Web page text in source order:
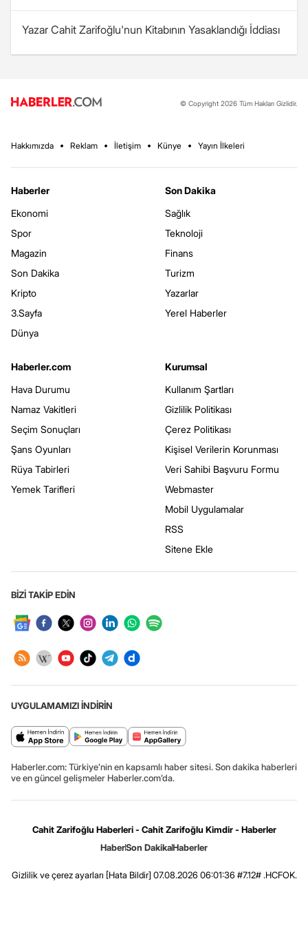
Yazar Cahit Zarifoğlu'nun Kitabının Yasaklandığı İddiası
© Copyright 2026 Tüm Hakları Gizlidir.
Hakkımızda Reklam İletişim Künye Yayın İlkeleri
Haberler
Ekonomi
Spor
Magazin
Son Dakika
Kripto
3.Sayfa
Dünya
Son Dakika
Sağlık
Teknoloji
Finans
Turizm
Yazarlar
Yerel Haberler
Haberler.com
Hava Durumu
Namaz Vakitleri
Seçim Sonuçları
Şans Oyunları
Rüya Tabirleri
Yemek Tarifleri
Kurumsal
Kullanım Şartları
Gizlilik Politikası
Çerez Politikası
Kişisel Verilerin Korunması
Veri Sahibi Başvuru Formu
Webmaster
Mobil Uygulamalar
RSS
Sitene Ekle
BİZİ TAKİP EDİN
UYGULAMAMIZI İNDİRİN
Haberler.com: Türkiye’nin en kapsamlı haber sitesi. Son dakika haberleri
ve en güncel gelişmeler Haberler.com’da.
Cahit Zarifoğlu Haberleri - Cahit Zarifoğlu Kimdir - Haberler
HaberSon DakikaHaberler
Gizlilik ve çerez ayarları [Hata Bildir] 07.08.2026 06:01:36 #7.12# .HCFOK.